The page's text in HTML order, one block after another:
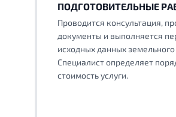
ПОДГОТОВИТЕЛЬНЫЕ
Проводится консультация,
документы и выполняется
исходных данных земельного
Специалист определяет
стоимость услуги.